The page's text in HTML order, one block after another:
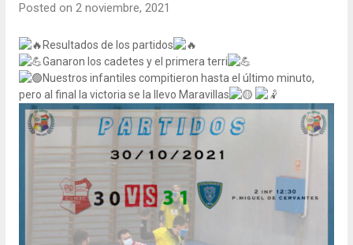
Posted on 2 noviembre, 2021
Resultados de los partidos
Ganaron los cadetes y el primera terri
Nuestros infantiles compitieron hasta el último minuto,
pero al final la victoria se la llevo Maravillas